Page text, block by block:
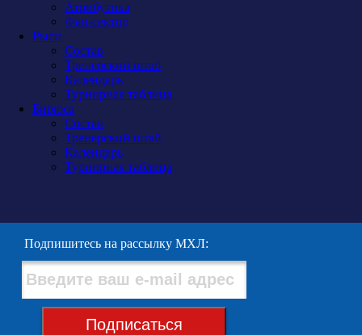
Атрибутика
Фан-сектор
Рыси
Состав
Тренерский штаб
Календарь
Турнирная таблица
Бирюса
Состав
Тренерский штаб
Календарь
Турнирная таблица
Подпишитесь на рассылку МХЛ:
Подписаться